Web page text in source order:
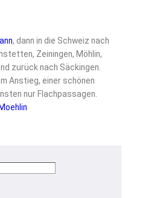
, dann in die Schweiz nach
Zeiningen, Möhlin,
zurück nach Säckingen.
Anstieg, einer schönen
nur Flachpassagen.